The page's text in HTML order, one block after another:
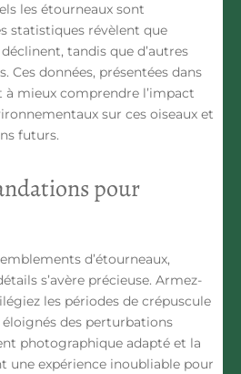
les étourneaux sont
statistiques révèlent que
tandis que d’autres
Ces données, présentées dans
à mieux comprendre l’impact
sur ces oiseaux et
futurs.
pour
d’étourneaux,
s’avère précieuse. Armez-
les périodes de crépuscule
éloignés des perturbations
photographique adapté et la
une expérience inoubliable pour